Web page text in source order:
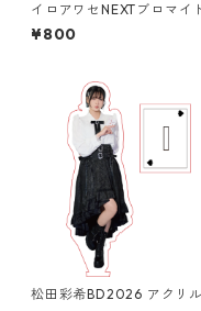
イロアワセNEXTブロマイ
ット
¥800
松田彩希BD2026 アクリル